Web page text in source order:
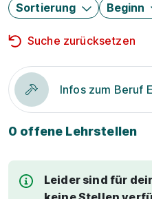
Sortierung Beginn
Suche zurücksetzen
Infos zum Beruf
0 offene Lehrstellen
Leider sind für